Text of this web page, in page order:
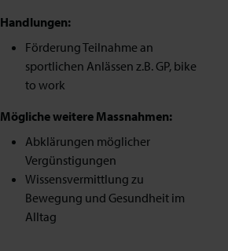
Handlungen:
Förderung Teilnahme an
sportlichen Anlässen z.B. GP, bike
to work
Mögliche weitere Massnahmen:
Abklärungen möglicher
Vergünstigungen
Wissensvermittlung zu
Bewegung und Gesundheit im
Alltag